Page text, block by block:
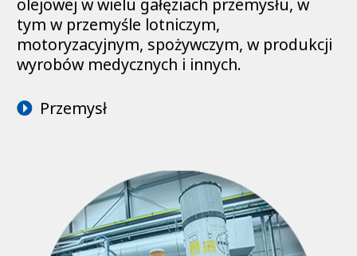
olejowej w wielu gałęziach przemysłu, w
tym w przemyśle lotniczym,
motoryzacyjnym, spożywczym, w produkcji
wyrobów medycznych i innych.
Przemysł